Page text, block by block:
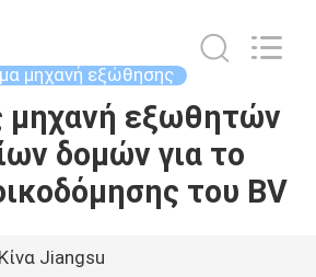
μηχανή εξώθησης
μηχανή εξωθητών
δομών για το
του BV
Κίνα Jiangsu